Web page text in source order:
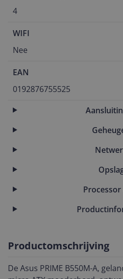
4
WIFI
Nee
EAN
0192876755525
Productomschrijving
De Asus PRIME B550M-A,